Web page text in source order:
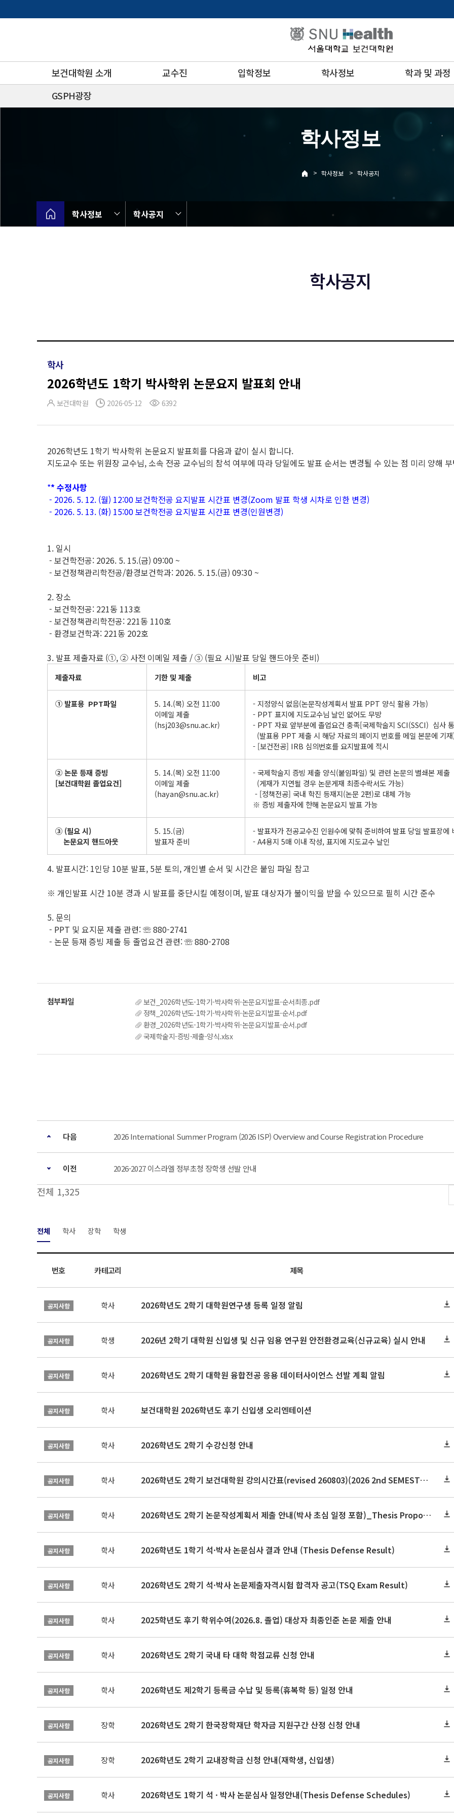
로
보건대학원 소개 교수진 입학정보 학사정보 학과 및 과정
GSPH광장
학사정보
> 학사정보 > 학사공지
학사정보 학사공지
학사공지
학사
2026학년도 1학기 박사학위 논문요지 발표회 안내
보건대학원 2026-05-12 6392
2026학년도 1학기 박사학위 논문요지 발표회를 다음과 같이 실시 합니다.
지도교수 또는 위원장 교수님, 소속 전공 교수님의 참석 여부에 따라 당일에도 발표 순서는 변경될 수 있는 점 미리 양해
** 수정사항
- 2026. 5. 12. (월) 12:00 보건학전공 요지발표 시간표 변경(Zoom 발표 학생 시차로 인한 변경)
- 2026. 5. 13. (화) 15:00 보건학전공 요지발표 시간표 변경(인원변경)
1. 일시
- 보건학전공: 2026. 5. 15.(금) 09:00 ~
- 보건정책관리학전공/환경보건학과: 2026. 5. 15.(금) 09:30 ~
2. 장소
- 보건학전공: 221동 113호
- 보건정책관리학전공: 221동 110호
- 환경보건학과: 221동 202호
3. 발표 제출자료 (①, ② 사전 이메일 제출 / ③ (필요 시)발표 당일 핸드아웃 준비)
제출자료 기한 및 제출 비고
① 발표용 PPT파일
5. 14.(목) 오전 11:00
이메일 제출
(hsj203@snu.ac.kr)
- 지정양식 없음(논문작성계획서 발표 PPT 양식 활용 가능)
- PPT 표지에 지도교수님 날인 없어도 무방
- PPT 자료 앞부분에 졸업요건 충족[국제학술지 SCI(SSCI) 심사
(발표용 PPT 제출 시 해당 자료의 페이지 번호를 메일 본문에 기
- [보건전공] IRB 심의번호를 요지발표에 적시
② 논문 등재 증빙
[보건대학원 졸업요건]
5. 14.(목) 오전 11:00
이메일 제출
(hayan@snu.ac.kr)
- 국제학술지 증빙 제출 양식(붙임파일) 및 관련 논문의 별쇄본 제출
(게재가 지연될 경우 논문게재 최종수락서도 가능)
- [정책전공] 국내 학진 등재지(논문 2편)로 대체 가능
※ 증빙 제출자에 한해 논문요지 발표 가능
③ (필요 시)
논문요지 핸드아웃
5. 15.(금)
발표자 준비
- 발표자가 전공교수진 인원수에 맞춰 준비하여 발표 당일 발표장에
- A4용지 5매 이내 작성, 표지에 지도교수 날인
4. 발표시간: 1인당 10분 발표, 5분 토의, 개인별 순서 및 시간은 붙임 파일 참고
※ 개인발표 시간 10분 경과 시 발표를 중단시킬 예정이며, 발표 대상자가 불이익을 받을 수 있으므로 필히 시간 준수
5. 문의
- PPT 및 요지문 제출 관련: ☏ 880-2741
- 논문 등재 증빙 제출 등 졸업요건 관련: ☏ 880-2708
보건_2026학년도-1학기-박사학위-논문요지발표-순서최종.pdf
정책_2026학년도-1학기-박사학위-논문요지발표-순서.pdf
환경_2026학년도-1학기-박사학위-논문요지발표-순서.pdf
국제학술지-증빙-제출-양식.xlsx
다음 2026 International Summer Program (2026 ISP) Overview and Course Registration Procedure
이전 2026-2027 이스라엘 정부초청 장학생 선발 안내
전체 1,325
전체 학사 장학 학생
번호 카테고리 제목
공지사항 학사 2026학년도 2학기 대학원연구생 등록 일정 알림
공지사항 학생 2026년 2학기 대학원 신입생 및 신규 임용 연구원 안전환경교육(신규교육) 실시 안내
공지사항 학사 2026학년도 2학기 대학원 융합전공 응용 데이터사이언스 선발 계획 알림
공지사항 학사 보건대학원 2026학년도 후기 신입생 오리엔테이션
공지사항 학사 2026학년도 2학기 수강신청 안내
공지사항 학사 2026학년도 2학기 보건대학원 강의시간표(revised 260803)(2026 2nd SEMESTER SNU GSPH TIMETABLE)
공지사항 학사 2026학년도 2학기 논문작성계획서 제출 안내(박사 초심 일정 포함)_Thesis Proposal
공지사항 학사 2026학년도 1학기 석·박사 논문심사 결과 안내 (Thesis Defense Result)
공지사항 학사 2026학년도 2학기 석·박사 논문제출자격시험 합격자 공고(TSQ Exam Result)
공지사항 학사 2025학년도 후기 학위수여(2026.8. 졸업) 대상자 최종인준 논문 제출 안내
공지사항 학사 2026학년도 2학기 국내 타 대학 학점교류 신청 안내
공지사항 학사 2026학년도 제2학기 등록금 수납 및 등록(휴복학 등) 일정 안내
공지사항 장학 2026학년도 2학기 한국장학재단 학자금 지원구간 산정 신청 안내
공지사항 장학 2026학년도 2학기 교내장학금 신청 안내(재학생, 신입생)
공지사항 학사 2026학년도 1학기 석 · 박사 논문심사 일정안내(Thesis Defense Schedules)